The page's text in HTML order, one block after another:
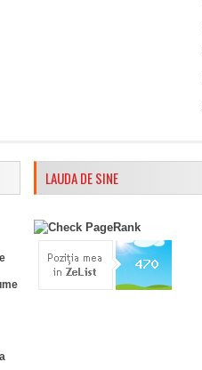
LAUDA DE SINE